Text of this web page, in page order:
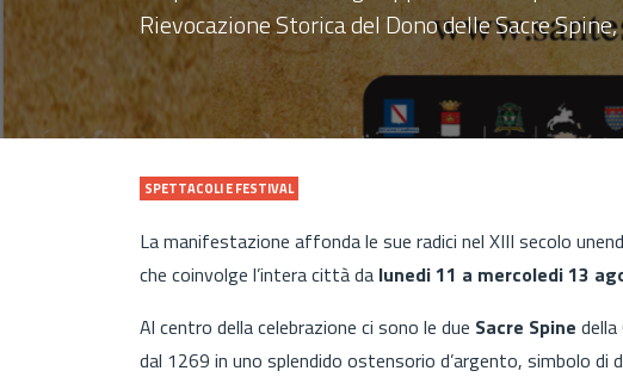
Rievocazione Storica del Dono delle Sacre
SPETTACOLI E FESTIVAL
La manifestazione affonda le sue radici nel XIII secolo
che coinvolge l’intera città da lunedi 11 a mercoledi 13
Al centro della celebrazione ci sono le due Sacre Spine
dal 1269 in uno splendido ostensorio d’argento, simbolo